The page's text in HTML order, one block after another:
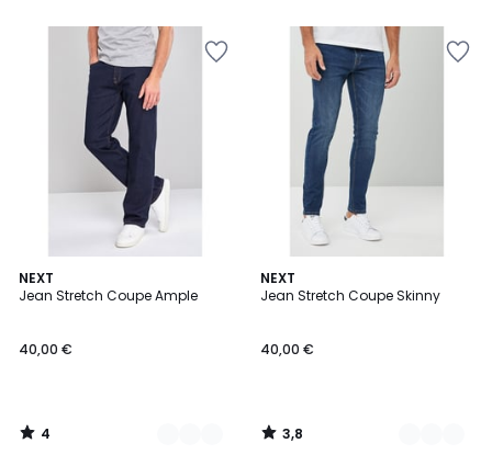
NEXT
Jean Stretch Coupe Ample
40,00 €
4
/
2
Couleurs
4
/
NEXT
Jean Stretch Coupe Skinny
40,00 €
3,8
/ 5
2
Couleurs
3,8
/